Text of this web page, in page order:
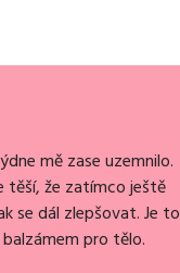
mě zase uzemnilo.
těší, že zatímco ještě
se dál zlepšovat. Je to
pro tělo.